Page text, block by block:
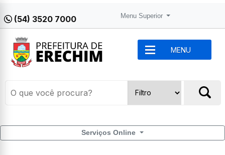
(54) 3520 7000 Menu Superior
MENU
Serviços Online